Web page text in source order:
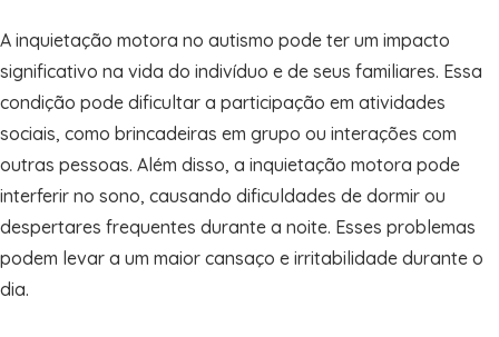
A inquietação motora no autismo pode ter um impacto
significativo na vida do indivíduo e de seus familiares. Essa
condição pode dificultar a participação em atividades
sociais, como brincadeiras em grupo ou interações com
outras pessoas. Além disso, a inquietação motora pode
interferir no sono, causando dificuldades de dormir ou
despertares frequentes durante a noite. Esses problemas
podem levar a um maior cansaço e irritabilidade durante o
dia.